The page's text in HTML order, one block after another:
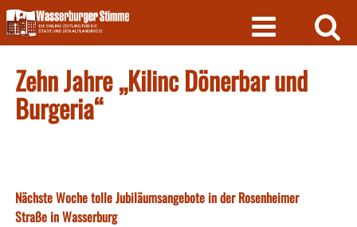
Skip
to
content
Zehn Jahre „Kilinc Dönerbar und
Burgeria“
Nächste Woche tolle Jubiläumsangebote in der Rosenheimer
Straße in Wasserburg